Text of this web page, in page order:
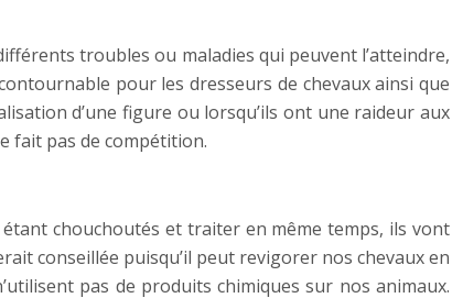
troubles ou maladies qui peuvent l’atteindre,
pour les dresseurs de chevaux ainsi que
d’une figure ou lorsqu’ils ont une raideur aux
fait pas de compétition.
chouchoutés et traiter en même temps, ils vont
conseillée puisqu’il peut revigorer nos chevaux en
pas de produits chimiques sur nos animaux.